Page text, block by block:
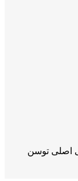
اصلی توسن